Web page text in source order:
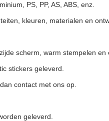
PS, PP, AS, ABS, enz.
kleuren, materialen en
scherm, warm stempelen en
stickers geleverd.
contact met ons op.
geleverd.